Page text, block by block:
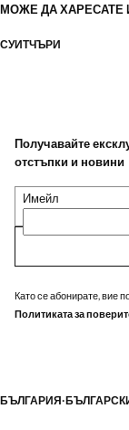
МОЖЕ ДА ХАРЕСАТЕ
СУИТЧЪРИ
Получавайте
отстъпки и новини
Имейл
Като се абонирате, вие
Политиката за
БЪЛГАРИЯ·